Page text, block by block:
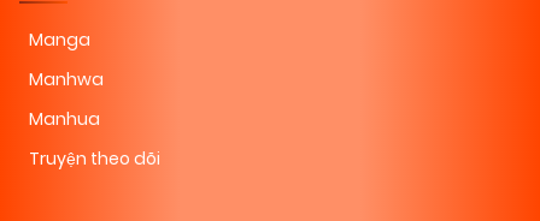
Manga
Manhwa
Manhua
Truyện theo dõi